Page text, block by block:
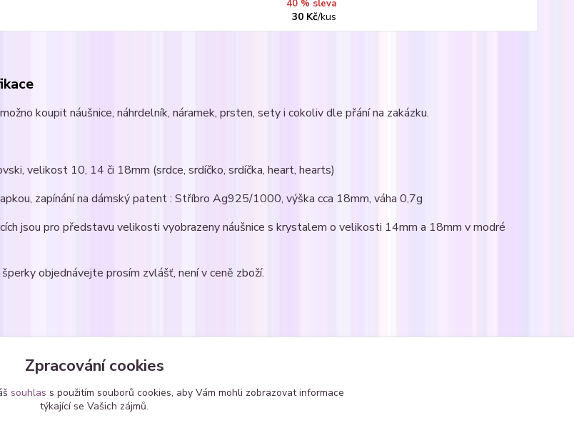
40 % sleva
30 Kč/kus
koupit náušnice, náhrdelník, náramek, prsten, sety i cokoliv dle přání na zakázku.
velikost 10, 14 či 18mm (srdce, srdíčko, srdíčka, heart, hearts)
zapínání na dámský patent : Stříbro Ag925/1000, výška cca 18mm, váha 0,7g
jsou pro představu velikosti vyobrazeny náušnice s krystalem o velikosti 14mm a 18mm v modré
objednávejte prosím zvlášť, není v ceně zboží.
kategoriích
Náušnice - zavěšené
SWAROVSKI krystaly
srdíčka
Zpracování cookies
souhlas s použitím souborů cookies, aby Vám mohli zobrazovat informace
týkající se Vašich zájmů.